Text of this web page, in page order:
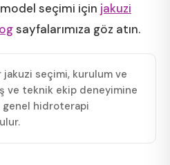
model seçimi için jakuzi
sayfalarımıza göz atın.
jakuzi seçimi, kurulum ve
ve teknik ekip deneyimine
genel hidroterapi